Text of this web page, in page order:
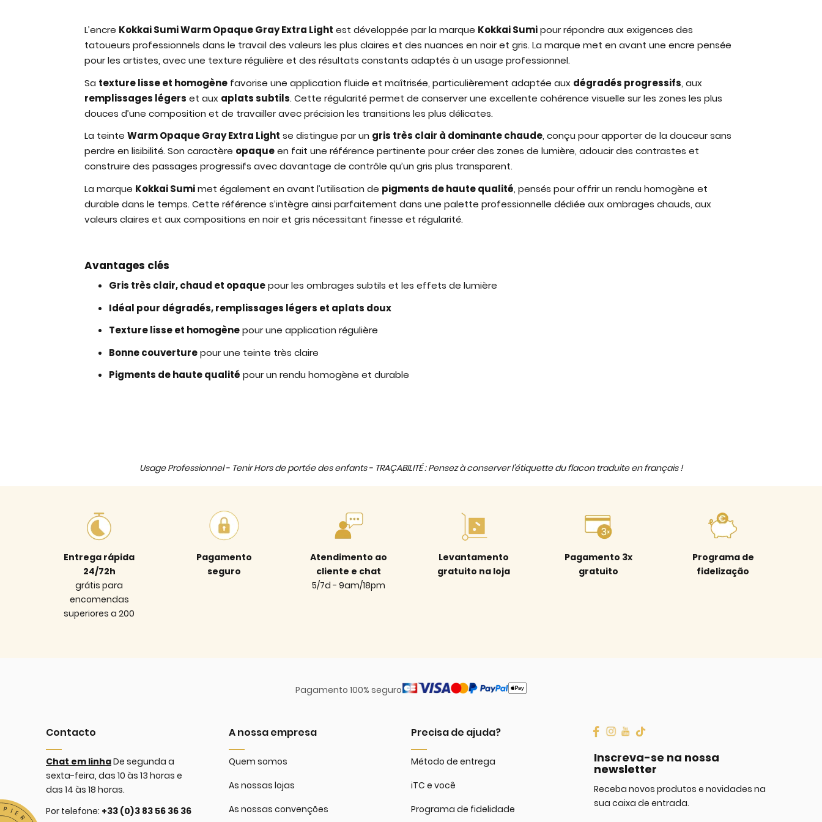
L’encre Kokkai Sumi Warm Opaque Gray Extra Light est développée par la marque Kokkai Sumipour répondre aux exigences des
tatoueurs professionnels dans le travail des valeurs les plus claires et des nuances en noir et gris. La marque met en avant une encre pensée
pour les artistes, avec une texture régulière et des résultats constants adaptés à un usage professionnel.
Sa texture lisse et homogènefavorise une application fluide et maîtrisée, particulièrement adaptée aux dégradés progressifs, aux
remplissages légers et aux aplats subtils. Cette régularité permet de conserver une excellente cohérence visuelle sur les zones les plus
douces d’une composition et de travailler avec précision les transitions les plus délicates.
La teinte Warm Opaque Gray Extra Light se distingue par un gris très clair à dominante chaude, conçu pour apporter de la douceur sans
perdre en lisibilité. Son caractère opaqueen fait une référence pertinente pour créer des zones de lumière, adoucir des contrastes et
construire des passages progressifs avec davantage de contrôle qu’un gris plus transparent.
La marque Kokkai Sumimet également en avant l’utilisation de pigments de haute qualité, pensés pour offrir un rendu homogène et
durable dans le temps. Cette référence s’intègre ainsi parfaitement dans une palette professionnelle dédiée aux ombrages chauds, aux
valeurs claires et aux compositions en noir et gris nécessitant finesse et régularité.
Avantages clés
Gris très clair, chaud et opaquepour les ombrages subtils et les effets de lumière
Idéal pour dégradés, remplissages légers et aplats doux
Texture lisse et homogènepour une application régulière
Bonne couverturepour une teinte très claire
Pigments de haute qualité pour un rendu homogène et durable
Usage Professionnel - Tenir Hors de portée des enfants - TRAÇABILITÉ : Pensez à conserver l'étiquette du flacon traduite en français !
Entrega rápida
24/72h
grátis para
encomendas
superiores a 200
Pagamento
seguro
Atendimento ao
cliente e chat
5/7d - 9am/18pm
Levantamento
gratuito na loja
Pagamento 3x
gratuito
Programa de
fidelização
Pagamento 100% seguro
Contacto
Chat em linhaDe segunda a
sexta-feira, das 10 às 13 horas e
das 14 às 18 horas.
Por telefone: +33 (0)3 83 56 36 36
A nossa empresa
Quem somos
As nossas lojas
As nossas convenções
Precisa de ajuda?
Método de entrega
iTC e você
Programa de fidelidade
Inscreva-se na nossa
newsletter
Receba novos produtos e novidades na
sua caixa de entrada.